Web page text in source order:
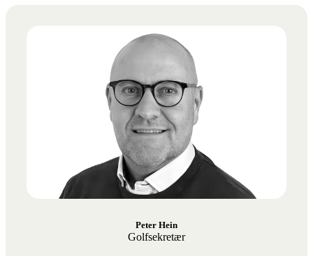
Peter Hein
Golfsekretær